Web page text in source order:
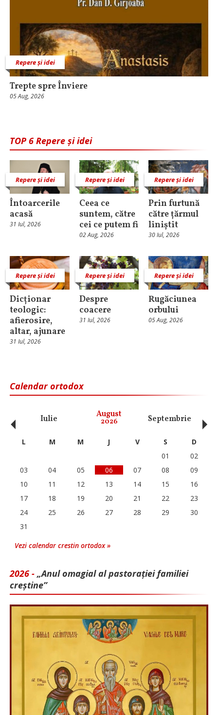
Repere și idei
Trepte spre Înviere
05 Aug, 2026
TOP 6 Repere și idei
Repere și idei
Întoarcerile
acasă
31 Iul, 2026
Repere și idei
Ceea ce
suntem, către
cei ce putem fi
02 Aug, 2026
Repere și idei
Prin furtună
către țărmul
liniștit
30 Iul, 2026
Repere și idei
Dicționar
teologic:
afierosire,
altar, ajunare
31 Iul, 2026
Repere și idei
Despre
coacere
31 Iul, 2026
Repere și idei
Rugăciunea
orbului
05 Aug, 2026
Calendar ortodox
Iulie August
2026 Septembrie
‹ L M M J V S
D
01
02
03
04 05 06 07 08
09
10
11 12 13 14 15
16
17
18 19 20 21 22
23
24
25 26 27 28 29
30
31
Vezi calendar crestin ortodox »
2026 - „Anul omagial al pastorației familiei
creștine”